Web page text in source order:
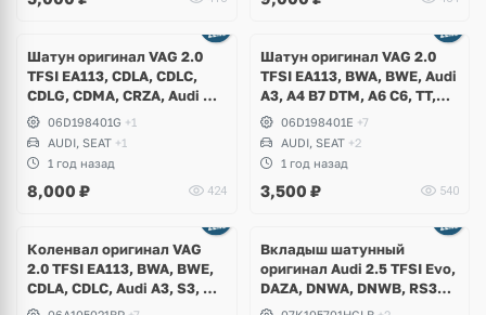
Шатун оригинал VAG 2.0
TFSI EA113, CDLA, CDLC,
CDLG, CDMA, CRZA, Audi S1,
S3, TTS, Volkswagen Golf
6R, Polo R, Seat Leon Cupra
06D198401G +1
AUDI, SEAT +1
1 год назад
8,000 ₽ 424
Шатун оригинал VAG 2.0
TFSI EA113, BWA, BWE, Audi
A3, A4 B7 DTM, A6 C6, TT,
Volkswagen Golf 5 GTI,
Jetta, Passat B6, Eos, Skoda
Octavia A5 RS, Seat Altea
Freetrack, Leon
06D198401E +7
AUDI, SEAT +2
1 год назад
3,500 ₽ 540
Коленвал оригинал VAG
2.0 TFSI EA113, BWA, BWE,
CDLA, CDLC, Audi A3, S3, A4
B6, B7, DTM, A6 C6, TT, TTS,
Вкладыш шатунный
оригинал Audi 2.5 TFSI Evo,
DAZA, DNWA, DNWB, RS3
8V, 8Y, RSQ3 3F, TTRS 8S